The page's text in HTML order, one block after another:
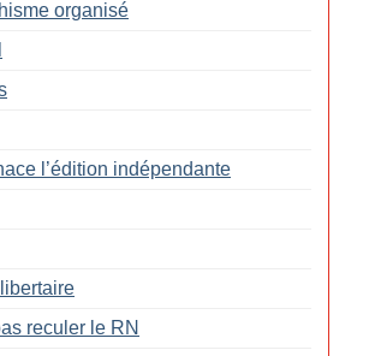
organisé
l’édition indépendante
reculer le RN